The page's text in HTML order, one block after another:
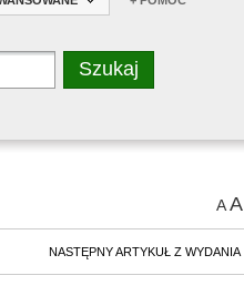
AA
NASTĘPNY ARTYKUŁ Z WYDANIA